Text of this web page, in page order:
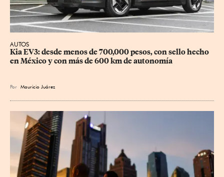
AUTOS
Kia EV3: desde menos de 700,000 pesos, con sello hecho
en México y con más de 600 km de autonomía
Por Mauricio Juárez